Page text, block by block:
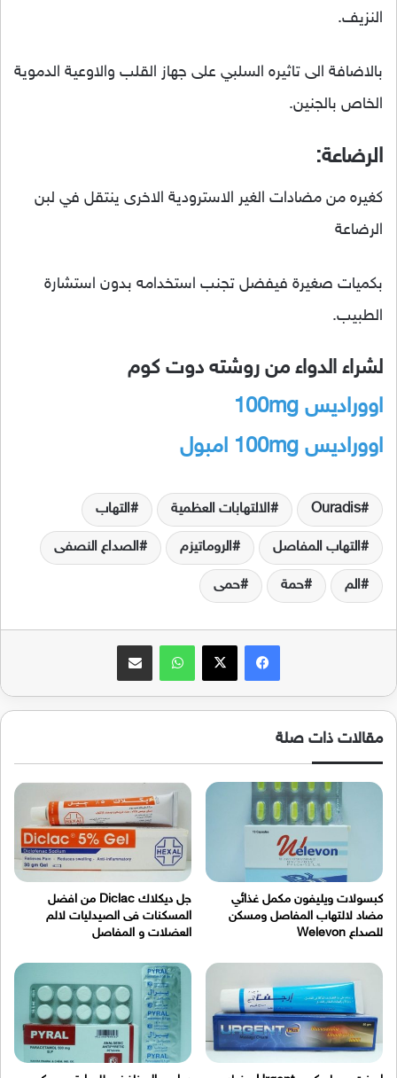
النزيف.
بالاضافة الى تاثيره السلبي على جهاز القلب والاوعية الدموية
الخاص بالجنين.
الرضاعة:
كغيره من مضادات الغير الاسترودية الاخرى ينتقل في لبن
الرضاعة
بكميات صغيرة فيفضل تجنب استخدامه بدون استشارة
الطبيب.
لشراء الدواء من روشته دوت كوم
اووراديس 100mg
اووراديس 100mg امبول
Ouradis الالتهابات العظمية التهاب
التهاب المفاصل الروماتيزم الصداع النصفى
الم حمة حمى
فيسبوك واتساب
مقالات ذات صلة
كبسولات ويليفون مكمل غذائي
مضاد لالتهاب المفاصل ومسكن
للصداع Welevon
جل ديكلاك Diclac من افضل
المسكنات فى الصيدليات لالم
العضلات و المفاصل